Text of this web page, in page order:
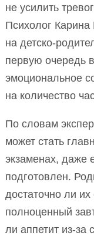
не усилить
Психолог
на детско-
первую очередь
эмоциональное
на количество
По словам
может стать
экзаменах, даже
подготовлен.
достаточно ли
полноценный
ли аппетит из-за